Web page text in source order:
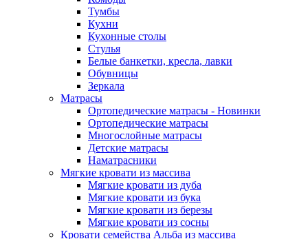
Тумбы
Кухни
Кухонные столы
Стулья
Белые банкетки, кресла, лавки
Обувницы
Зеркала
Матрасы
Ортопедические матрасы - Новинки
Ортопедические матрасы
Многослойные матрасы
Детские матрасы
Наматрасники
Мягкие кровати из массива
Мягкие кровати из дуба
Мягкие кровати из бука
Мягкие кровати из березы
Мягкие кровати из сосны
Кровати семейства Альба из массива